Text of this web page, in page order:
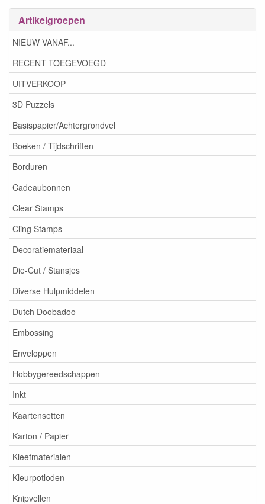
Artikelgroepen
NIEUW VANAF...
RECENT TOEGEVOEGD
UITVERKOOP
3D Puzzels
Basispapier/Achtergrondvel
Boeken / Tijdschriften
Borduren
Cadeaubonnen
Clear Stamps
Cling Stamps
Decoratiemateriaal
Die-Cut / Stansjes
Diverse Hulpmiddelen
Dutch Doobadoo
Embossing
Enveloppen
Hobbygereedschappen
Inkt
Kaartensetten
Karton / Papier
Kleefmaterialen
Kleurpotloden
Knipvellen